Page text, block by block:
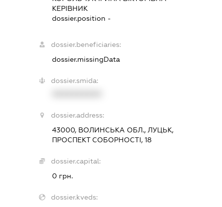
КЕРІВНИК
dossier.position -
dossier.beneficiaries:
dossier.missingData
dossier.smida:
dossier.address:
43000, ВОЛИНСЬКА ОБЛ., ЛУЦЬК,
ПРОСПЕКТ СОБОРНОСТІ, 18
dossier.capital:
0 грн.
dossier.kveds: